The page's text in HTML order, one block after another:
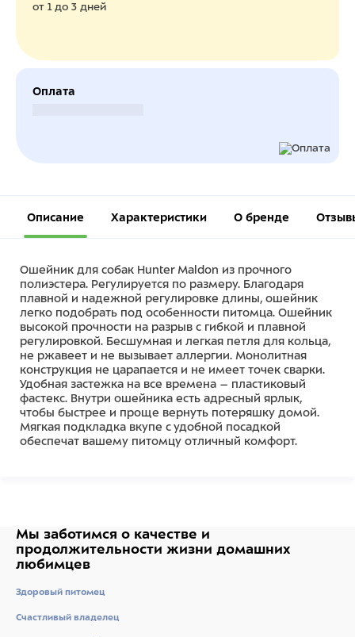
от 1 до 3 дней
Оплата
Описание Характеристики О бренде
Ошейник для собак Hunter Maldon из прочного
полиэстера. Регулируется по размеру. Благодаря
плавной и надежной регулировке длины, ошейник
легко подобрать под особенности питомца. Ошейник
высокой прочности на разрыв с гибкой и плавной
регулировкой. Бесшумная и легкая петля для кольца,
не ржавеет и не вызывает аллергии. Монолитная
конструкция не царапается и не имеет точек сварки.
Удобная застежка на все времена – пластиковый
фастекс. Внутри ошейника есть адресный ярлык,
чтобы быстрее и проще вернуть потеряшку домой.
Мягкая подкладка вкупе с удобной посадкой
обеспечат вашему питомцу отличный комфорт.
Мы заботимся о качестве и
продолжительности жизни домашних
любимцев
Здоровый питомец
Счастливый владелец